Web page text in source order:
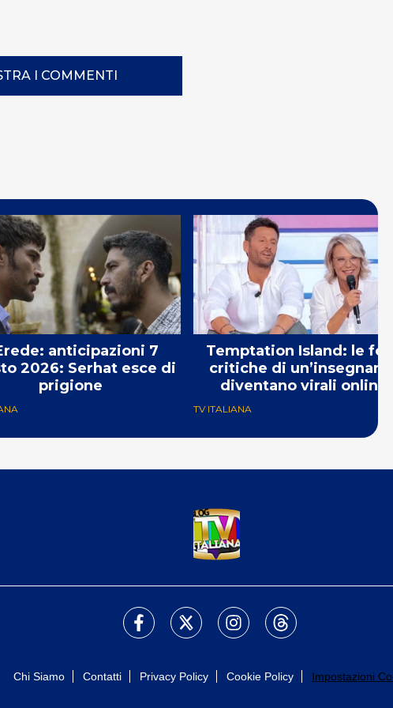
I COMMENTI
anticipazioni 7
2026: Serhat esce di
prigione
Temptation Island: le forti
critiche di un’insegnante
diventano virali online
TV ITALIANA
Chi Siamo Contatti Privacy Policy Cookie Policy Impostazioni